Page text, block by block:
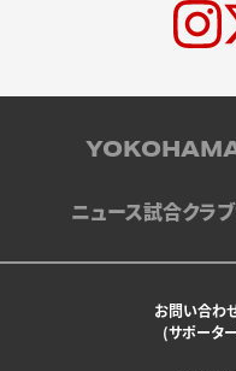
ニュース試合クラブ
お問い合わ
(サポータ